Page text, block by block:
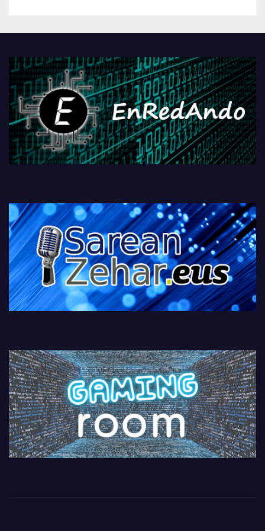
PlayStationeko bideojoko